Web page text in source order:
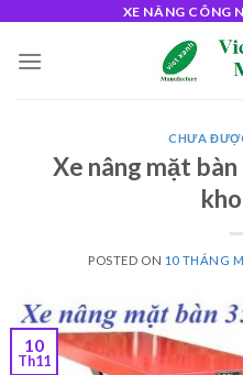
content
XE NÂNG CÔNG
CHƯA
Xe nâng mặt
POSTED ON 10 THÁNG
10
Th11